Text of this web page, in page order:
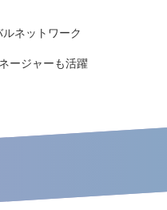
ネットワーク
ージャーも活躍